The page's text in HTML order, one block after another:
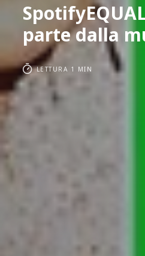
parte dalla
LETTURA 1 MIN